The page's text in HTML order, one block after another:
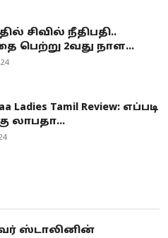
சிவில் நீதிபதி..
பெற்று 2வது நாள...
Ladies Tamil Review: எப்படி
லாபதா...
ஸ்டாலினின்